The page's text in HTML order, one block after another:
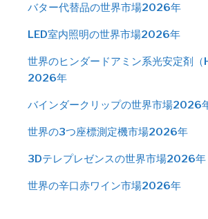
バター代替品の世界市場2026年
LED室内照明の世界市場2026年
世界のヒンダードアミン系光安定剤
2026年
バインダークリップの世界市場2026
世界の3つ座標測定機市場2026年
3Dテレプレゼンスの世界市場2026年
世界の辛口赤ワイン市場2026年